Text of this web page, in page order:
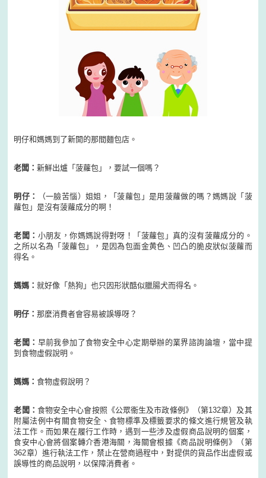
明仔和媽媽到了新開的那間麵包店。
老闆：新鮮出爐「菠蘿包」，要試一個嗎？
明仔：
（一臉苦惱）姐姐，「菠蘿包」是用菠蘿做的嗎？媽媽說「菠
蘿包」是沒有菠蘿成分的啊！
老闆： 小朋友，你媽媽說得對呀！「菠蘿包」真的沒有菠蘿成分的。
之所以名為「菠蘿包」，是因為包面金黄色、凹凸的脆皮狀似菠蘿而
得名。
媽媽：就好像「熱狗」也只因形狀酷似臘腸犬而得名。
明仔：那麼消費者會容易被誤導呀？
老闆： 早前我參加了食物安全中心定期舉辦的業界諮詢論壇，當中提
到食物虛假說明。
媽媽：食物虛假說明？
老闆： 食物安全中心會按照《公眾衞生及市政條例》（第132章）及其
附屬法例中有關食物安全、食物標準及標籤要求的條文進行規管及執
法工作。而如果在履行工作時，遇到一些涉及虛假商品說明的個案，
食安中心會將個案轉介香港海關，海關會根據《商品說明條例》（第
362章）進行執法工作，禁止在營商過程中，對提供的貨品作出虛假或
誤導性的商品說明，以保障消費者。